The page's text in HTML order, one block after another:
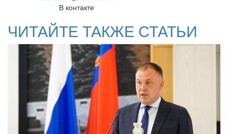
В контакте
ЧИТАЙТЕ ТАКЖЕ СТАТЬИ